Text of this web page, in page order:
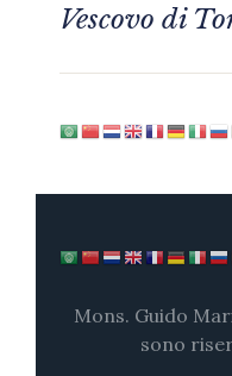
Vescovo di
Mons. Guido
sono